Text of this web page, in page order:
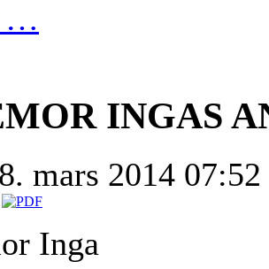
…
INGAS
mars 2014 07:52